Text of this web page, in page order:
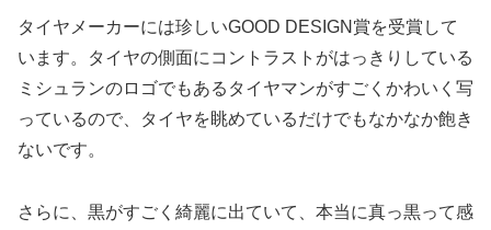
タイヤメーカーには珍しいGOOD DESIGN賞を受賞して
います。タイヤの側面にコントラストがはっきりしている
ミシュランのロゴでもあるタイヤマンがすごくかわいく写
っているので、タイヤを眺めているだけでもなかなか飽き
ないです。
さらに、黒がすごく綺麗に出ていて、本当に真っ黒って感